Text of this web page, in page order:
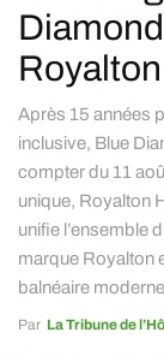
Après 15 années
inclusive, Blue
compter du 11
unique, Royalton
unifie l’ensemble
marque Royalton
balnéaire
Par La Tribune de